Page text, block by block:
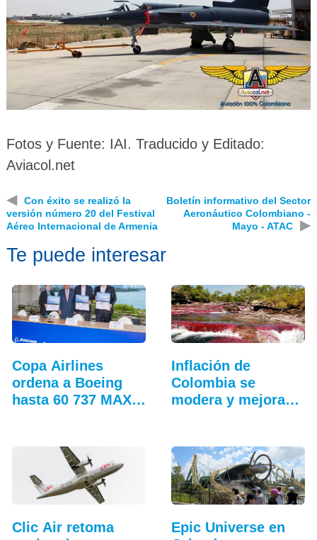
Fotos y Fuente: IAI. Traducido y Editado:
Aviacol.net
◀
Con éxito se realizó la
versión número 20 del Festival
Aéreo Internacional de Armenia
Boletín informativo del Sector
Aeronáutico Colombiano -
Mayo - ATAC
▶
Te puede interesar
Copa Airlines
ordena a Boeing
hasta 60 737 MAX
Inflación de
Colombia se
modera y mejoran
Clic Air retoma
Epic Universe en